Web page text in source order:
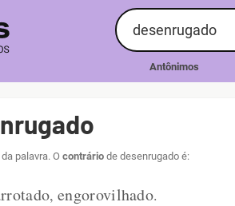
Antônimos
palavra. O contrário de desenrugado é:
,engorovilhado.